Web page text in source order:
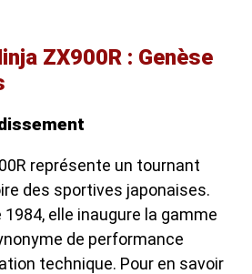
ZX900R : Genèse
représente un tournant
des sportives japonaises.
elle inaugure la gamme
de performance
technique. Pour en savoir